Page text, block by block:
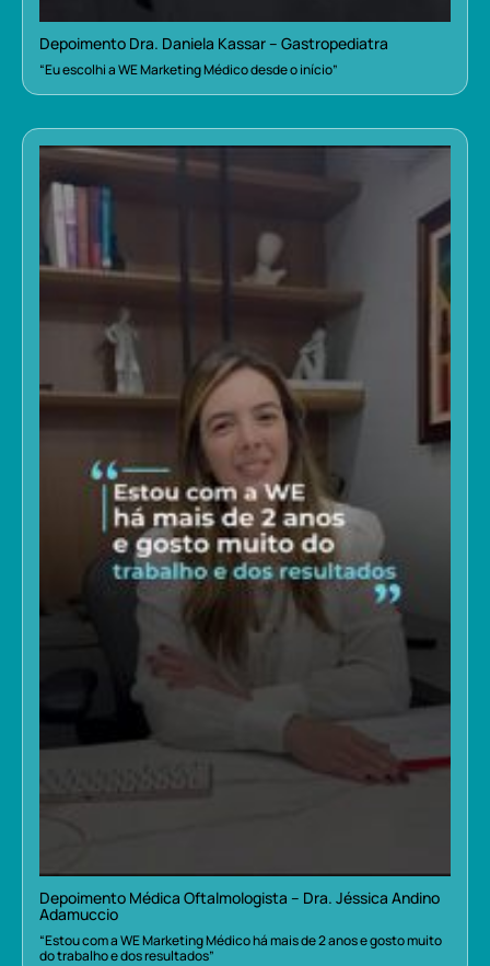
Depoimento Dra. Daniela Kassar – Gastropediatra
“Eu escolhi a WE Marketing Médico desde o início”
Depoimento Médica Oftalmologista – Dra. Jéssica Andino
Adamuccio
“Estou com a WE Marketing Médico há mais de 2 anos e gosto muito
do trabalho e dos resultados”